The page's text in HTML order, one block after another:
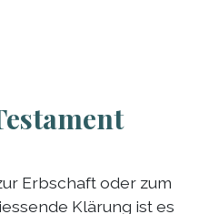
Erbschaft oder zum
Klärung ist es